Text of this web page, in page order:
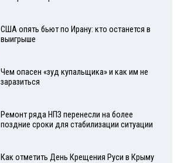
США опять бьют по Ирану: кто останется в
выигрыше
Чем опасен «зуд купальщика» и как им не
заразиться
Ремонт ряда НПЗ перенесли на более
поздние сроки для стабилизации ситуации
Как отметить День Крещения Руси в Крыму